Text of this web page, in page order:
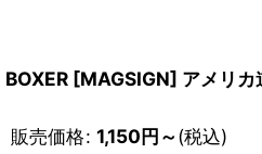
BOXER [MAGSIGN] アメリ
販売価格: 1,150円～(税込)